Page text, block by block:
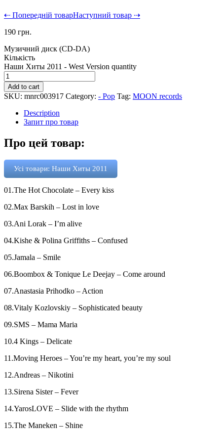
⇠ Попередній товарНаступний товар ⇢
190 грн.
Музичний диск (CD-DA)
Кількість
Наши Хиты 2011 - West Version quantity
Add to cart
SKU: mnrc003917 Category: - Pop Tag: MOON records
Description
Запит про товар
Про цей товар:
Усі товари: Наши Хиты 2011
01.The Hot Chocolate – Every kiss
02.Max Barskih – Lost in love
03.Ani Lorak – I’m alive
04.Kishe & Polina Griffiths – Confused
05.Jamala – Smile
06.Boombox & Tonique Le Deejay – Come around
07.Anastasia Prihodko – Action
08.Vitaly Kozlovskiy – Sophisticated beauty
09.SMS – Mama Maria
10.4 Kings – Delicate
11.Moving Heroes – You’re my heart, you’re my soul
12.Andreas – Nikotini
13.Sirena Sister – Fever
14.YarosLOVE – Slide with the rhythm
15.The Maneken – Shine